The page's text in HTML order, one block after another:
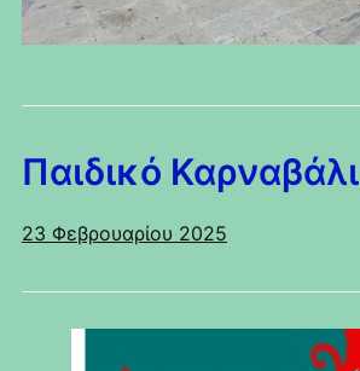
Παιδικό Καρναβάλι
23 Φεβρουαρίου 2025